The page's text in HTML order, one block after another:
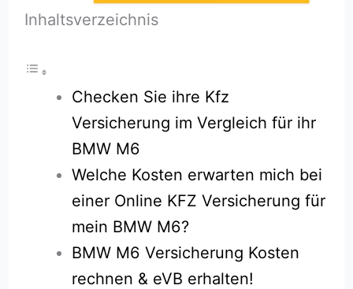
Inhaltsverzeichnis
Checken Sie ihre Kfz
Versicherung im Vergleich für ihr
BMW M6
Welche Kosten erwarten mich bei
einer Online KFZ Versicherung für
mein BMW M6?
BMW M6 Versicherung Kosten
rechnen & eVB erhalten!